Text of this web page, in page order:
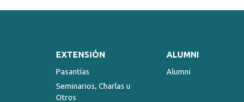
EXTENSIÓN
Pasantías
Seminarios, Charlas u
Otros
ALUMNI
Alumni